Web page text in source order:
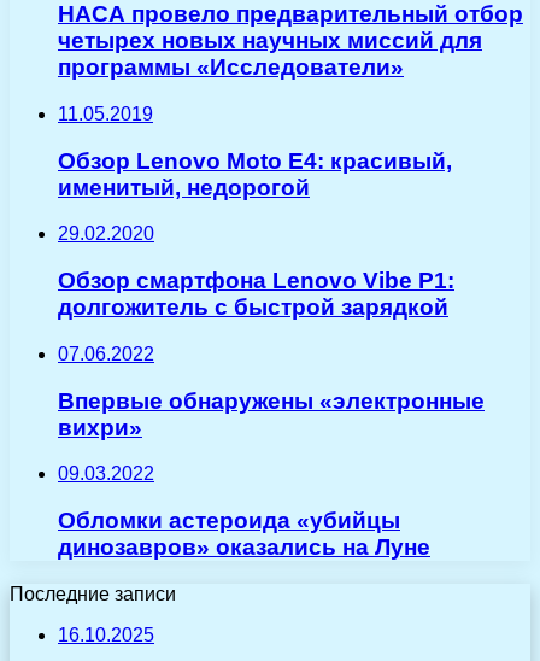
НАСА провело предварительный отбор
четырех новых научных миссий для
программы «Исследователи»
11.05.2019
Обзор Lenovo Moto E4: красивый,
именитый, недорогой
29.02.2020
Обзор смартфона Lenovo Vibe P1:
долгожитель с быстрой зарядкой
07.06.2022
Впервые обнаружены «электронные
вихри»
09.03.2022
Обломки астероида «убийцы
динозавров» оказались на Луне
Последние записи
16.10.2025